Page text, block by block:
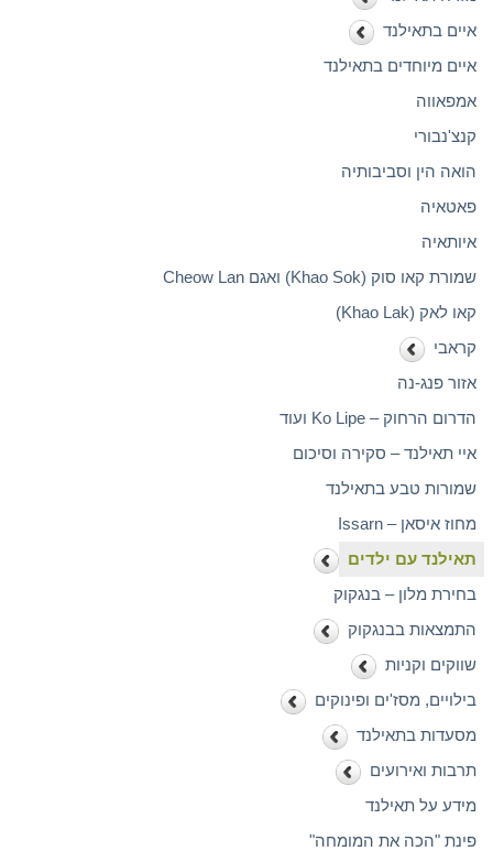
איים בתאילנד
איים מיוחדים בתאילנד
אמפאווה
קנצ'נבורי
הואה הין וסביבותיה
פאטאיה
איותאיה
שמורת קאו סוק (Khao Sok) ואגם Cheow Lan
קאו לאק (Khao Lak)
קראבי
אזור פנג-נה
הדרום הרחוק – Ko Lipe ועוד
איי תאילנד – סקירה וסיכום
שמורות טבע בתאילנד
מחוז איסאן – Issarn
תאילנד עם ילדים
בחירת מלון – בנגקוק
התמצאות בבנגקוק
שווקים וקניות
בילויים, מסז'ים ופינוקים
מסעדות בתאילנד
תרבות ואירועים
מידע על תאילנד
פינת "הכה את המומחה"